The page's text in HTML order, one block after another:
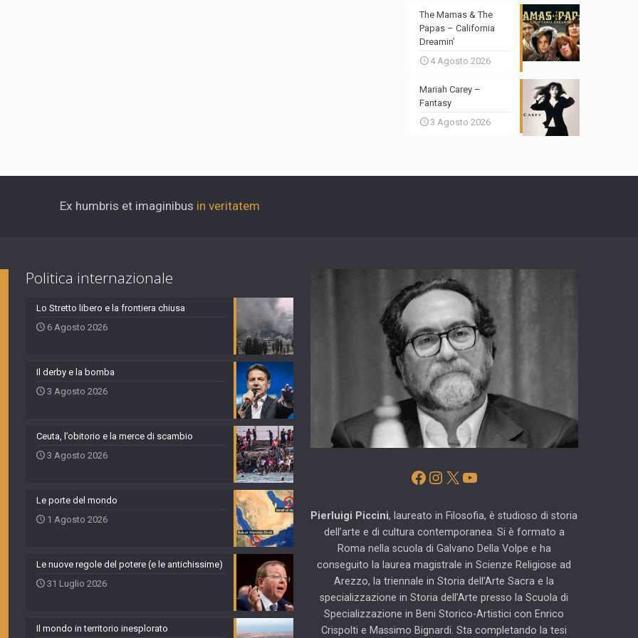
The Mamas & The
Papas – California
Dreamin’
4 Agosto 2026
Mariah Carey –
Fantasy
3 Agosto 2026
Ex humbris et imaginibus in veritatem
Politica internazionale
Lo Stretto libero e la frontiera chiusa
6 Agosto 2026
Il derby e la bomba
3 Agosto 2026
Ceuta, l’obitorio e la merce di scambio
3 Agosto 2026
Le porte del mondo
1 Agosto 2026
Le nuove regole del potere (e le antichissime)
31 Luglio 2026
Il mondo in territorio inesplorato
Facebook
Instagram
X YouTube
Pierluigi Piccini, laureato in Filosofia, è studioso di storia
dell’arte e di cultura contemporanea. Si è formato a
Roma nella scuola di Galvano Della Volpe e ha
conseguito la laurea magistrale in Scienze Religiose ad
Arezzo, la triennale in Storia dell’Arte Sacra e la
specializzazione in Storia dell’Arte presso la Scuola di
Specializzazione in Beni Storico-Artistici con Enrico
Crispolti e Massimo Bignardi. Sta completando la tesi